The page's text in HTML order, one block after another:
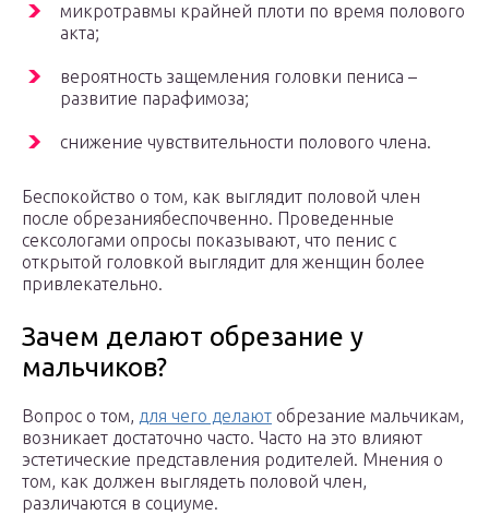
микротравмы крайней плоти по время полового
акта;
вероятность защемления головки пениса –
развитие парафимоза;
снижение чувствительности полового члена.
Беспокойство о том, как выглядит половой член
после обрезаниябеспочвенно. Проведенные
сексологами опросы показывают, что пенис с
открытой головкой выглядит для женщин более
привлекательно.
Зачем делают обрезание у
мальчиков?
Вопрос о том, для чего делают обрезание мальчикам,
возникает достаточно часто. Часто на это влияют
эстетические представления родителей. Мнения о
том, как должен выглядеть половой член,
различаются в социуме.